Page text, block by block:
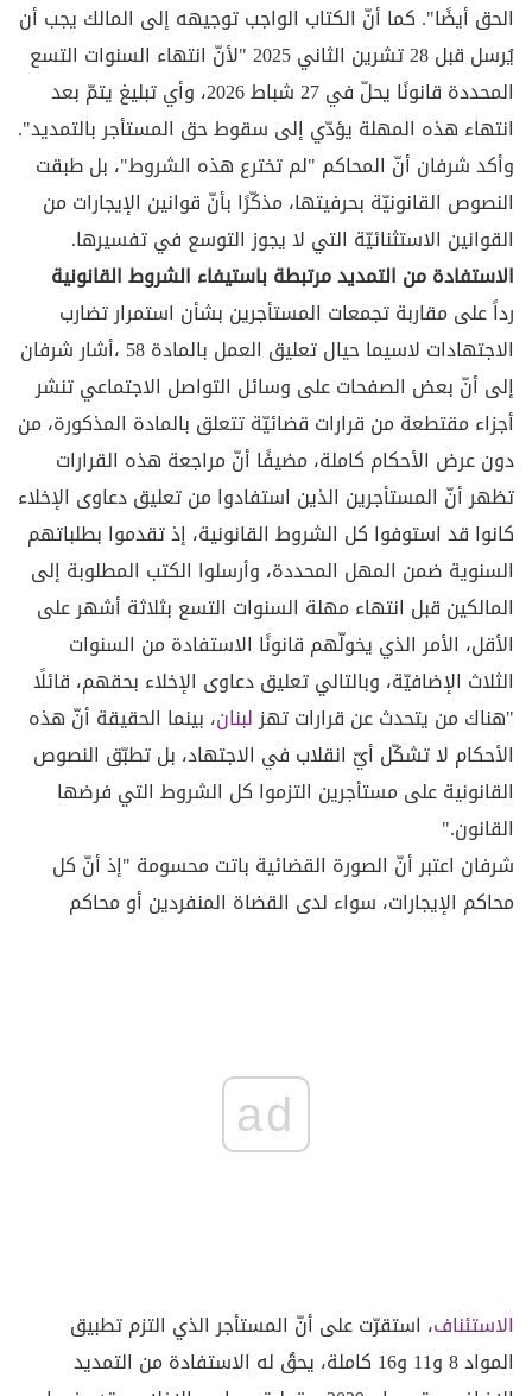
الحق أيضًا". كما أنّ الكتاب الواجب توجيهه إلى المالك يجب أن
يُرسل قبل 28 تشرين الثاني 2025 "لأنّ انتهاء السنوات التسع
المحددة قانونًا يحلّ في 27 شباط 2026، وأي تبليغ يتمّ بعد
انتهاء هذه المهلة يؤدّي إلى سقوط حق المستأجر بالتمديد".
وأكد شرفان أنّ المحاكم "لم تخترع هذه الشروط"، بل طبقت
النصوص القانونيّة بحرفيتها، مذكّرًا بأنّ قوانين الإيجارات من
القوانين الاستثنائيّة التي لا يجوز التوسع في تفسيرها.
الاستفادة من التمديد مرتبطة باستيفاء الشروط القانونية
رداً على مقاربة تجمعات المستأجرين بشأن استمرار تضارب
الاجتهادات لاسيما حيال تعليق العمل بالمادة 58 ،أشار شرفان
إلى أنّ بعض الصفحات على وسائل التواصل الاجتماعي تنشر
أجزاء مقتطعة من قرارات قضائيّة تتعلق بالمادة المذكورة، من
دون عرض الأحكام كاملة، مضيفًا أنّ مراجعة هذه القرارات
تظهر أنّ المستأجرين الذين استفادوا من تعليق دعاوى الإخلاء
كانوا قد استوفوا كل الشروط القانونية، إذ تقدموا بطلباتهم
السنوية ضمن المهل المحددة، وأرسلوا الكتب المطلوبة إلى
المالكين قبل انتهاء مهلة السنوات التسع بثلاثة أشهر على
الأقل، الأمر الذي يخولّهم قانونًا الاستفادة من السنوات
الثلاث الإضافيّة، وبالتالي تعليق دعاوى الإخلاء بحقهم، قائلًا
"هناك من يتحدث عن قرارات تهزلبنان، بينما الحقيقة أنّ هذه
الأحكام لا تشكّل أيّ انقلاب في الاجتهاد، بل تطبّق النصوص
القانونية على مستأجرين التزموا كل الشروط التي فرضها
القانون."
شرفان اعتبر أنّ الصورة القضائية باتت محسومة "إذ أنّ كل
محاكم الإيجارات، سواء لدى القضاة المنفردين أو محاكم
ad
الاستئناف، استقرّت على أنّ المستأجر الذي التزم تطبيق
المواد 8 و11 و16 كاملة، يحقُ له الاستفادة من التمديد